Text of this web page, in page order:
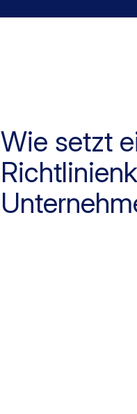
Wie setzt